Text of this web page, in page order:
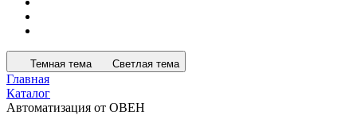
Темная тема Светлая тема
Главная
Каталог
Автоматизация от ОВЕН